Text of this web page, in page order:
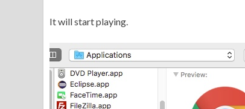
It will start playing.